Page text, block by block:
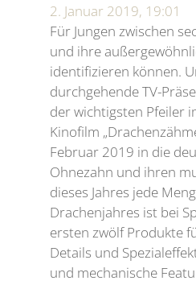
2. Januar 2019, 19:01
Für Jungen zwischen
und ihre
identifizieren können.
durchgehende TV-
der wichtigsten Pfeiler
Kinofilm
Februar 2019 in die
Ohnezahn und ihren
dieses Jahres jede
Drachenjahres ist bei
ersten zwölf Produkte
Details und
und mechanische